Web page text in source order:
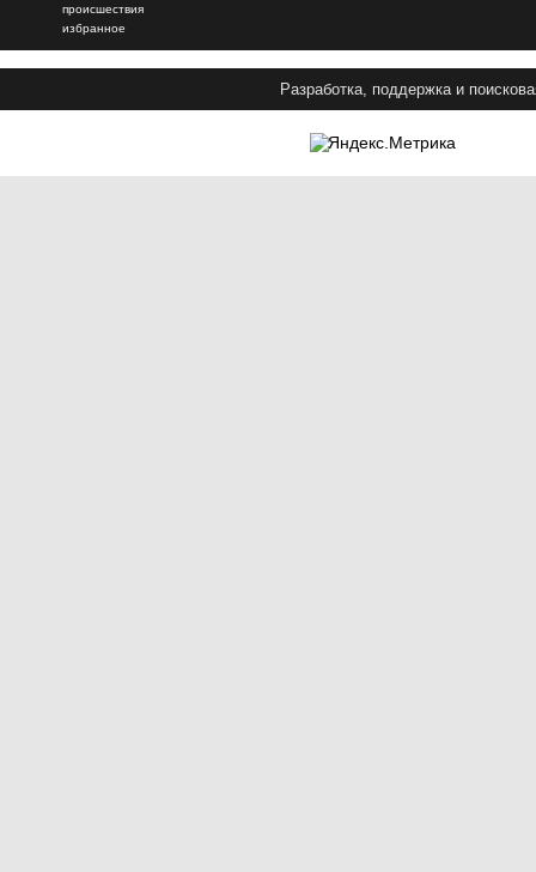
происшествия
избранное
Разработка, поддержка и